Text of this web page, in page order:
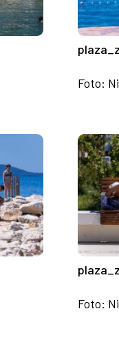
Foto:
Foto: